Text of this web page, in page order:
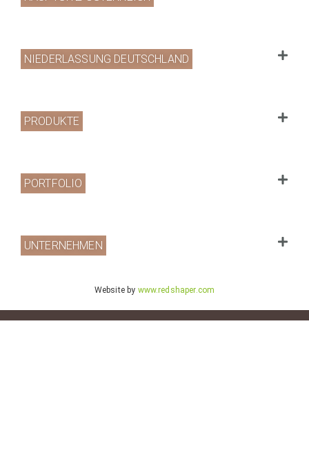
NIEDERLASSUNG DEUTSCHLAND
PRODUKTE
PORTFOLIO
UNTERNEHMEN
Website by www.redshaper.com